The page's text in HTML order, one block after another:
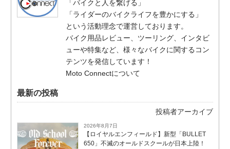
「バイクと人を繋げる」
「ライダーのバイクライフを豊かにする」
という活動理念で運営しております。
バイク用品レビュー、ツーリング、インタビ
ューや特集など、様々なバイクに関するコン
テンツを発信しています！
Moto Connectについて
最新の投稿
投稿者アーカイブ
2026年8月7日
【ロイヤルエンフィールド】新型「BULLET
650」不滅のオールドスクールが⽇本上陸！